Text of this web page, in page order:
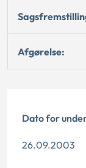
Afgørelse:
Dato for
26.09.2003